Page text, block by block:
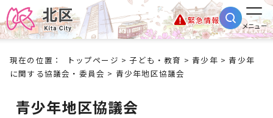
緊急情報
メニュー
現在の位置： トップページ >子ども・教育 > 青少年 > 青少年
に関する協議会・委員会 > 青少年地区協議会
青少年地区協議会